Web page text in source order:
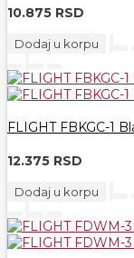
10.875 RSD
Dodaj u korpu
FLIGHT FBKGC-1
12.375 RSD
Dodaj u korpu